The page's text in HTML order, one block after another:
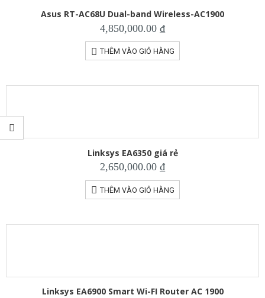
Asus RT-AC68U Dual-band Wireless-AC1900
4,850,000.00 ₫
THÊM VÀO GIỎ HÀNG
Linksys EA6350 giá rẻ
2,650,000.00 ₫
THÊM VÀO GIỎ HÀNG
Linksys EA6900 Smart Wi-FI Router AC 1900